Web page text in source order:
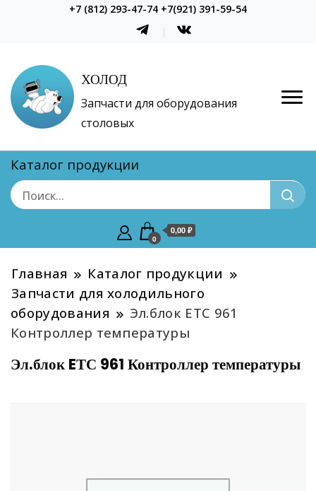
+7 (812) 293-47-74 +7(921) 391-59-54
ХОЛОД
Запчасти для оборудования
столовых
Каталог продукции
0
0,00 ₽
Главная
Каталог продукции
Запчасти для холодильного
оборудования
Эл.блок EТС 961
Контроллер температуры
Эл.блок EТС 961 Контроллер температуры